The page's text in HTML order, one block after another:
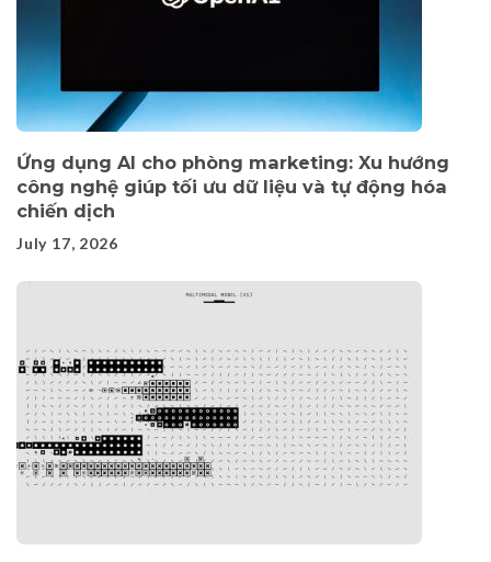
Ứng dụng AI cho phòng marketing: Xu hướng
công nghệ giúp tối ưu dữ liệu và tự động hóa
chiến dịch
July 17, 2026